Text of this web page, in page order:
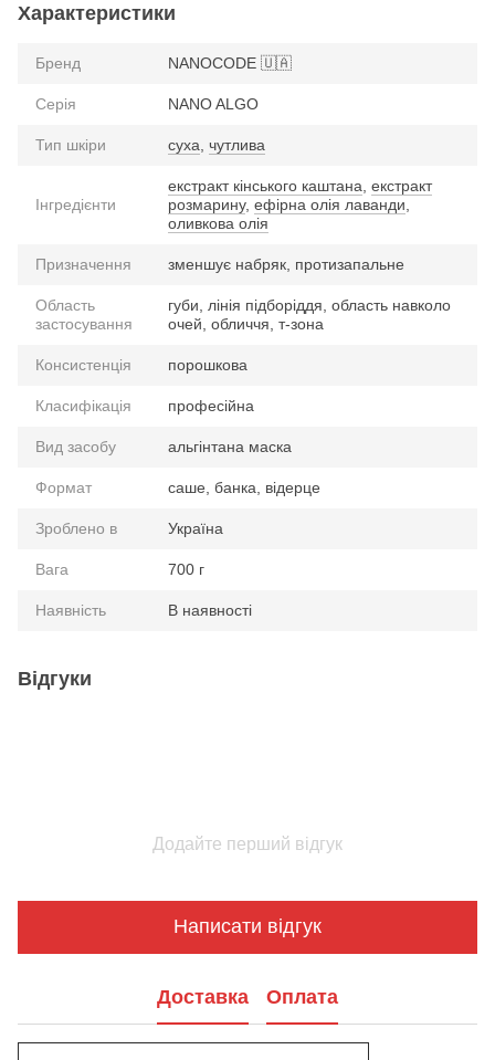
Характеристики
Бренд NANOCODE 🇺🇦
Серія NANO ALGO
Тип шкіри суха чутлива
Інгредієнти
екстракт кінського каштана екстракт
розмарину, ефірна олія лаванди
оливкова олія
Призначення зменшує набряк, протизапальне
Область
застосування
губи, лінія підборіддя, область навколо
очей, обличчя, т-зона
Консистенція порошкова
Класифікація професійна
Вид засобу альгінтана маска
Формат саше, банка, відерце
Зроблено в Україна
Вага 700 г
Наявність В наявності
Відгуки
Додайте перший відгук
Написати відгук
Доставка Оплата